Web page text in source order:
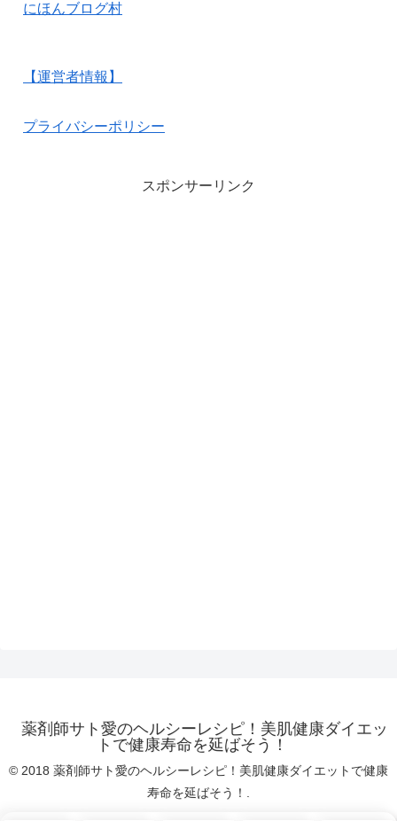
にほんブログ村
【運営者情報】
プライバシーポリシー
スポンサーリンク
薬剤師サト愛のヘルシーレシピ！美肌健康ダイエッ
トで健康寿命を延ばそう！
© 2018 薬剤師サト愛のヘルシーレシピ！美肌健康ダイエットで健康
寿命を延ばそう！.